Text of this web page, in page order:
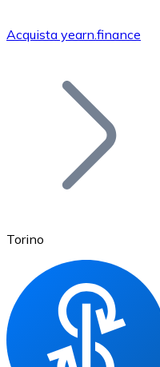
Bitcoin
Ethereum
ETH
Acquista yearn.finance
Torino